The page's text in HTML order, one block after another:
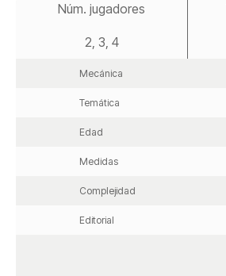
comienzoNúm. jugadores
2, 3, 4
Mecánica
Temática
Edad
Medidas
Complejidad
Editorial